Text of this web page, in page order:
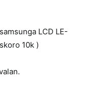
LCD LE-
10k )